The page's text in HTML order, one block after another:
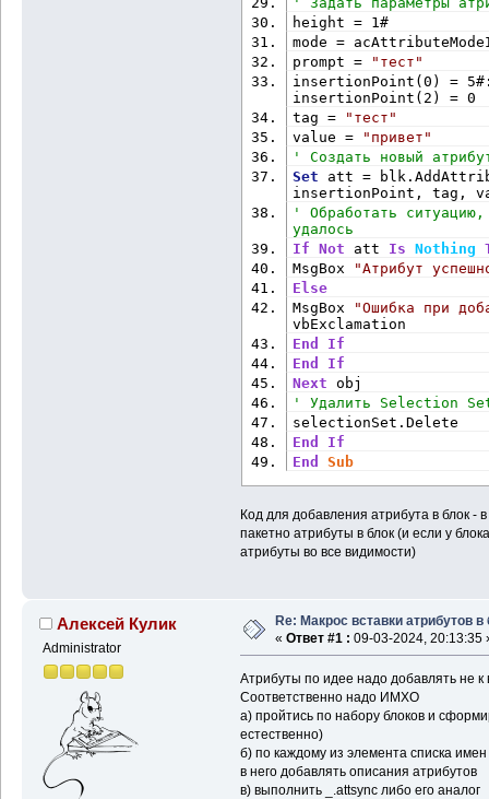
height = 1#
mode =
prompt =
"тест"
insertionPoint(0) =
insertionPoint(2) = 0
tag =
"тест"
value =
"привет"
' Создать новый
Set att =
insertionPoint, tag,
' Обработать
удалось
If
Not att Is Nothing
MsgBox
"Атрибут
Else
MsgBox
"Ошибка при
vbExclamation
End
If
End
If
Next obj
' Удалить Selection Set
selectionSet.Delete
End
If
End
Sub
Код для добавления атрибута в блок -
пакетно атрибуты в блок (и если у
атрибуты во все видимости)
Алексей Кулик
Administrator
Re: Макрос вставки атрибутов в
« Ответ #1 : 09-03-2024, 20:13:35
Атрибуты по идее надо добавлять не
Соответственно надо ИМХО
а) пройтись по набору блоков и
естественно)
б) по каждому из элемента списка
в него добавлять описания атрибутов
в) выполнить _.attsync либо его аналог